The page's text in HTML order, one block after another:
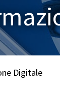
Digitale